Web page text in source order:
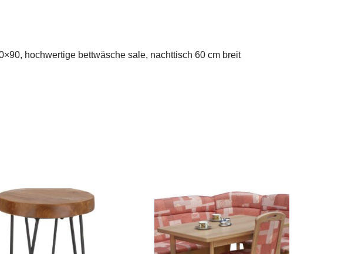
hochwertige bettwäsche sale, nachttisch 60 cm breit